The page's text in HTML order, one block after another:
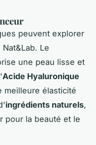
peuvent explorer
Le
une peau lisse et
Acide Hyaluronique
meilleure élasticité
ingrédients naturels,
pour la beauté et le